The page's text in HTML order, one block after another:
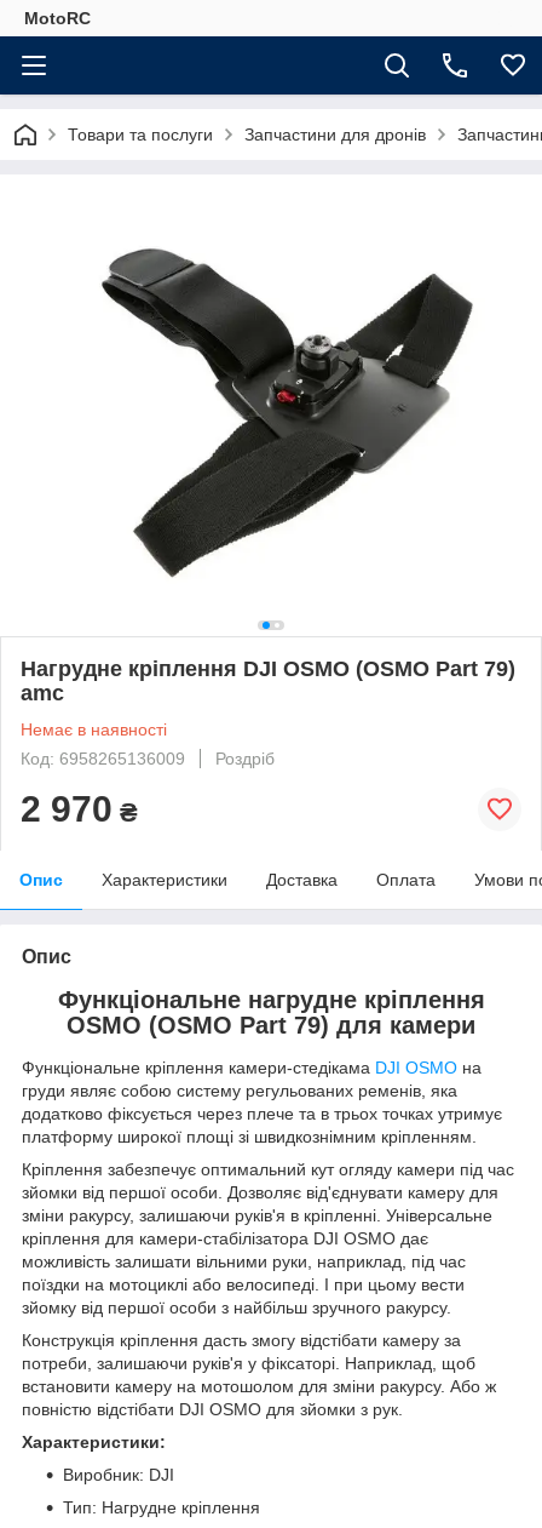
MotoRC
Товари та послуги Запчастини для дронів
Нагрудне кріплення DJI OSMO (OSMO Part 79)
amc
Немає в наявності
Код: 6958265136009
Роздріб
2 970 ₴
Опис Характеристики Доставка Оплата Умови
Опис
Функціональне нагрудне кріплення
OSMO (OSMO Part 79) для камери
Функціональне кріплення камери-стедікама DJI OSMO на
груди являє собою систему регульованих ременів, яка
додатково фіксується через плече та в трьох точках утримує
платформу широкої площі зі швидкознімним кріпленням.
Кріплення забезпечує оптимальний кут огляду камери під час
зйомки від першої особи. Дозволяє від'єднувати камеру для
зміни ракурсу, залишаючи руків'я в кріпленні. Універсальне
кріплення для камери-стабілізатора DJI OSMO дає
можливість залишати вільними руки, наприклад, під час
поїздки на мотоциклі або велосипеді. І при цьому вести
зйомку від першої особи з найбільш зручного ракурсу.
Конструкція кріплення дасть змогу відстібати камеру за
потреби, залишаючи руків'я у фіксаторі. Наприклад, щоб
встановити камеру на мотошолом для зміни ракурсу. Або ж
повністю відстібати DJI OSMO для зйомки з рук.
Характеристики:
Виробник: DJI
Тип: Нагрудне кріплення